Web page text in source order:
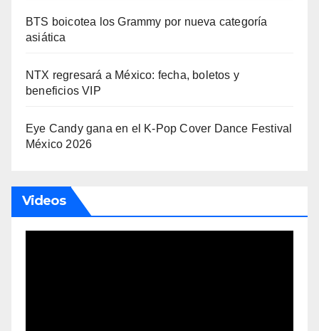
BTS boicotea los Grammy por nueva categoría
asiática
NTX regresará a México: fecha, boletos y
beneficios VIP
Eye Candy gana en el K-Pop Cover Dance Festival
México 2026
Videos